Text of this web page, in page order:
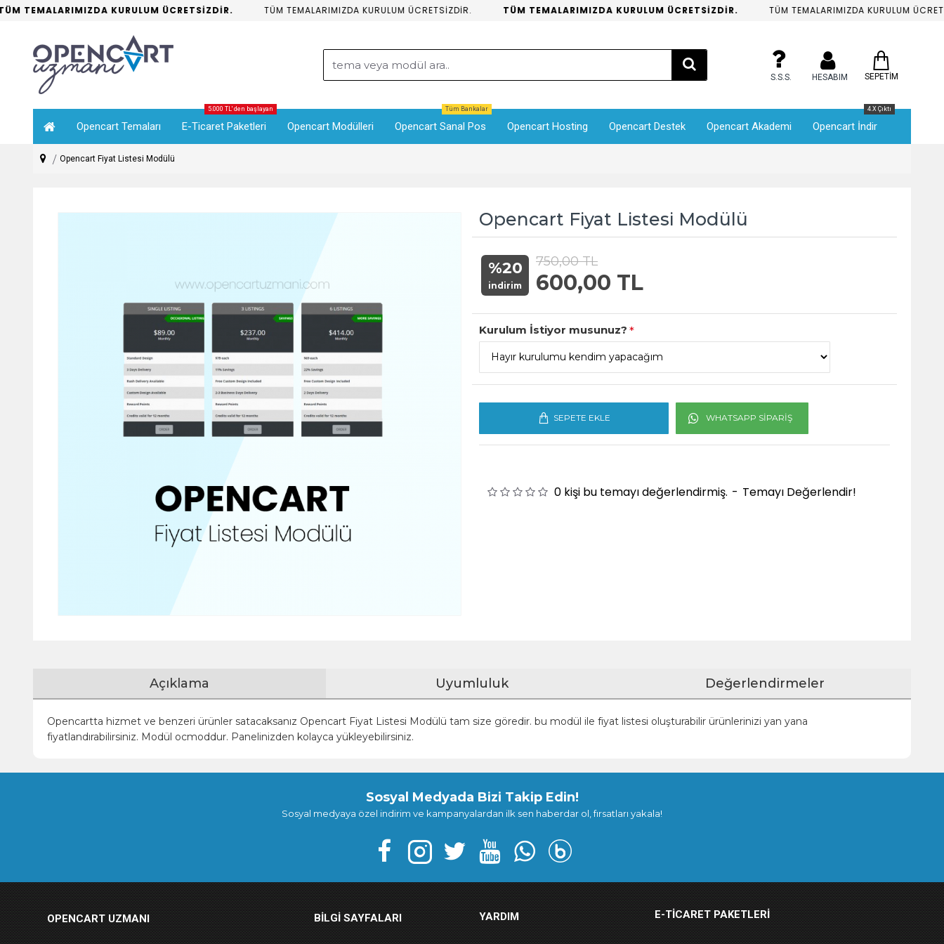
TEMALARIMIZDA KURULUM ÜCRETSİZDİR. TÜM TEMALARIMIZDA KURULUM ÜCRETSİZDİR. TÜM TEMALARIMIZDA KURULUM ÜCRETSİZDİR. TÜM TEMALARIMIZDA KURULUM
S.S.S. HESABIM SEPETİM
Opencart Temaları E-Ticaret Paketleri
5.000 TL' den başlayan
Opencart Modülleri Opencart Sanal Pos
Tüm Bankalar
Opencart Hosting Opencart Destek Opencart Akademi Opencart İndir
4.X Çıktı
Opencart Fiyat Listesi Modülü
Opencart Fiyat Listesi Modülü
0 kişi bu temayı değerlendirmiş. - Temayı Değerlendir!
%20
indirim 600,00 TL
750,00 TL
Kurulum İstiyor musunuz?
SEPETE EKLE WHATSAPP SIPARIŞ
Açıklama Uyumluluk Değerlendirmeler
Opencartta hizmet ve benzeri ürünler satacaksanız Opencart Fiyat Listesi Modülü tam size göredir. bu modül ile fiyat listesi oluşturabilir ürünlerinizi yan yana
fiyatlandırabilirsiniz. Modül ocmoddur. Panelinizden kolayca yükleyebilirsiniz.
Sosyal Medyada Bizi Takip Edin!
Sosyal medyaya özel indirim ve kampanyalardan ilk sen haberdar ol, fırsatları yakala!
OPENCART UZMANI BILGI SAYFALARI YARDIM E-TICARET PAKETLERI